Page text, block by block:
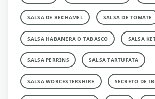
SALSA DE BECHAMEL SALSA DE TOMATE
SALSA HABANERA O TABASCO SALSA
SALSA PERRINS SALSA TARTUFATA
SALSA WORCESTERSHIRE SECRETO DE